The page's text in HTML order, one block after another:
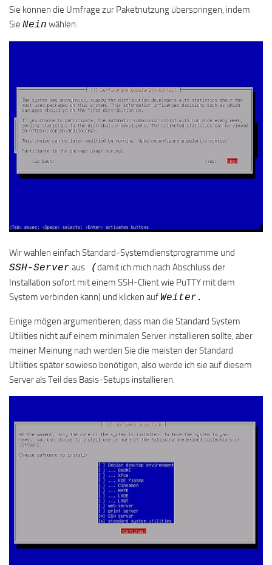
Sie können die Umfrage zur Paketnutzung überspringen, indem
Sie Nein wählen:
Wir wählen einfach Standard-Systemdienstprogramme und
SSH-Server aus (damit ich mich nach Abschluss der
Installation sofort mit einem SSH-Client wie PuTTY mit dem
System verbinden kann) und klicken aufWeiter.
Einige mögen argumentieren, dass man die Standard System
Utilities nicht auf einem minimalen Server installieren sollte, aber
meiner Meinung nach werden Sie die meisten der Standard
Utilities später sowieso benötigen, also werde ich sie auf diesem
Server als Teil des Basis-Setups installieren.